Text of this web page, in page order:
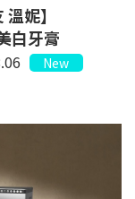
妮】
白牙膏
New